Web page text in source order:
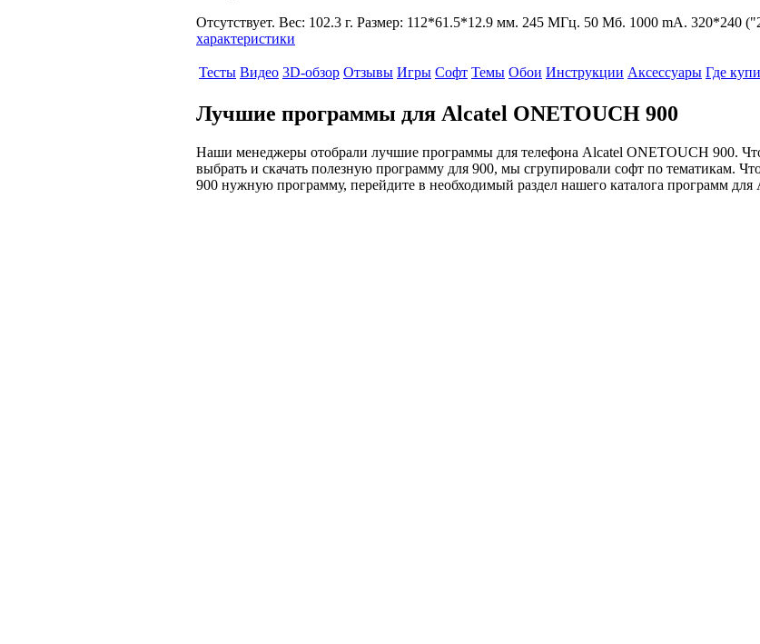
Отсутствует. Вес: 102.3 г. Размер: 112*61.5*12.9 мм. 245 МГц. 50 Мб. 1000 mA. 320*240
характеристики
Тесты Видео 3D-обзор Отзывы Игры Софт Темы Обои Инструкции Аксессуары Где
Лучшие программы для Alcatel ONETOUCH 900
Наши менеджеры отобрали лучшие программы для телефона Alcatel ONETOUCH 900.
выбрать и скачать полезную программу для 900, мы сгрупировали софт по тематикам.
900 нужную программу, перейдите в необходимый раздел нашего каталога программ